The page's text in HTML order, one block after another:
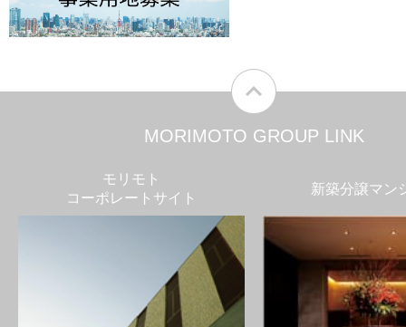
MORIMOTO GROUP LINK
モリモト
コーポレートサイト
新築分譲マン